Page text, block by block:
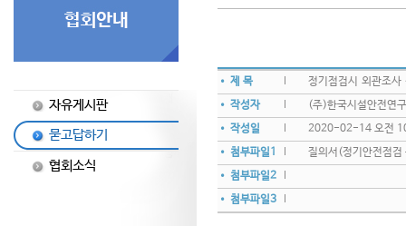
자유게시판
묻고답하기
협회소식
• 제 목
정기점검시 외관조
• 작성자
(주)한국시설안전연
• 작성일
2020-02-14 오전
• 첨부파일1
질의서(정기안전점
• 첨부파일2
• 첨부파일3